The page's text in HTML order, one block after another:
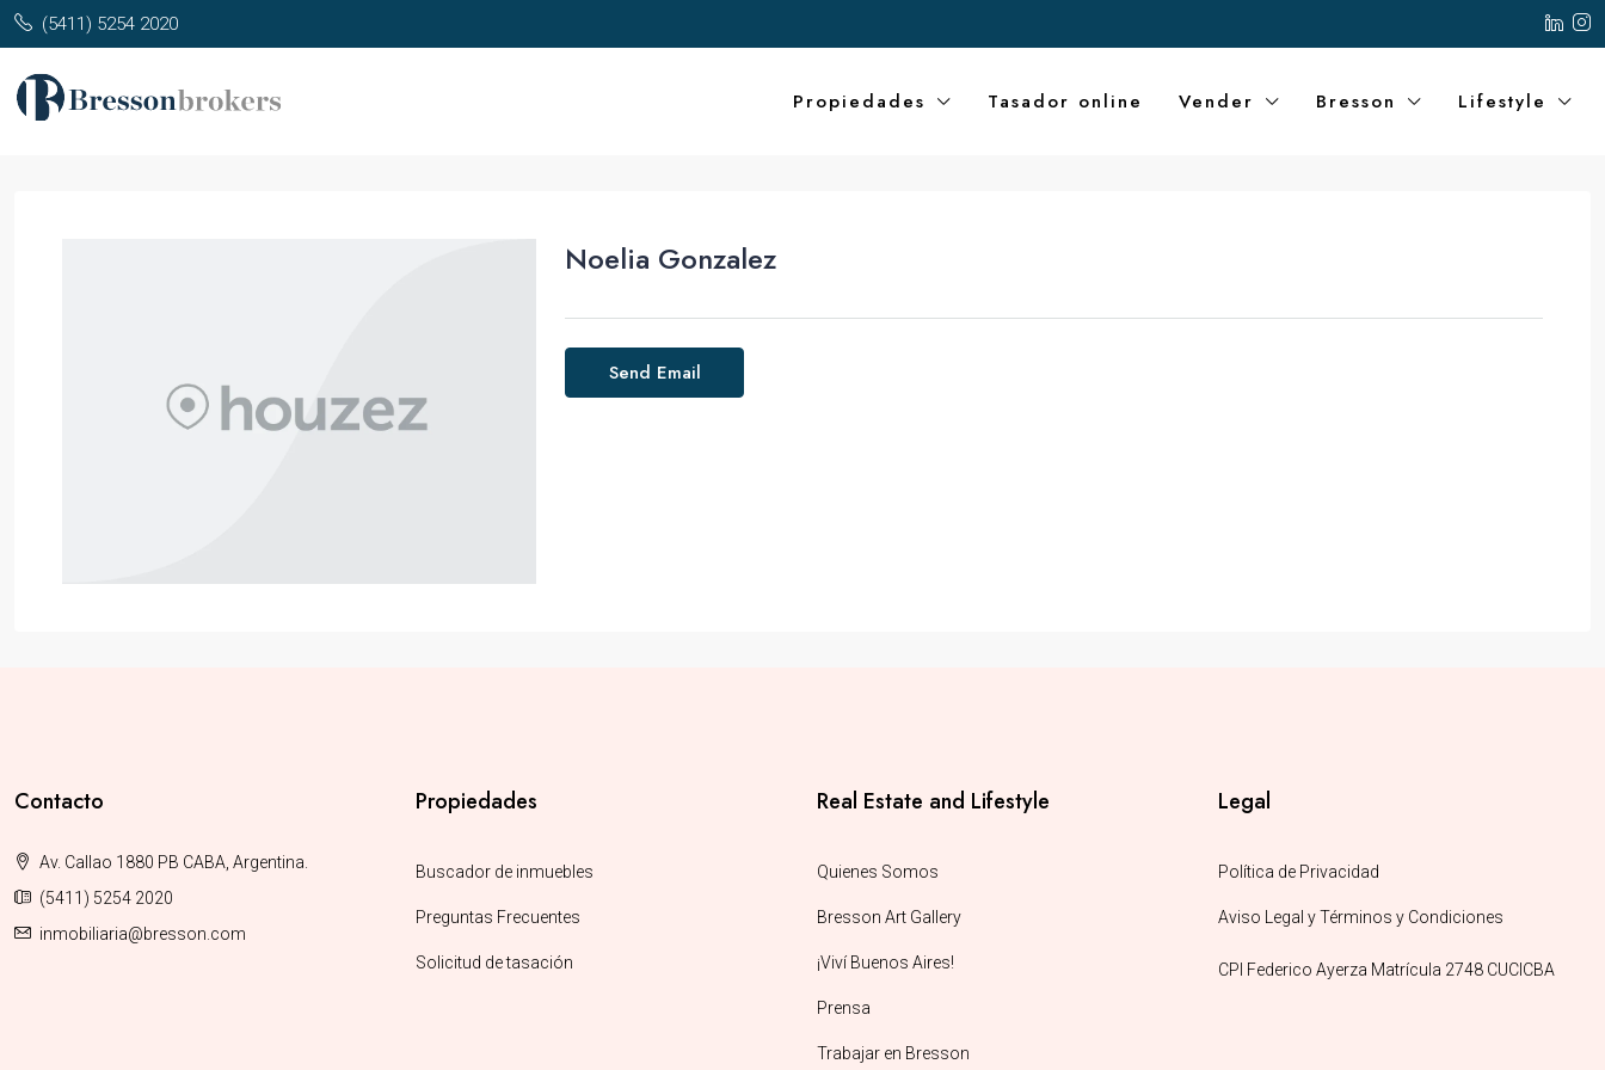
(5411) 5254 2020
Propiedades Tasador online Vender Bresson Lifestyle
Noelia Gonzalez
Send Email
Contacto
Av. Callao 1880 PB CABA, Argentina.
(5411) 5254 2020
inmobiliaria@bresson.com
Propiedades
Buscador de inmuebles
Preguntas Frecuentes
Solicitud de tasación
Real Estate and Lifestyle
Quienes Somos
Bresson Art Gallery
¡Viví Buenos Aires!
Prensa
Trabajar en Bresson
Legal
Política de Privacidad
Aviso Legal y Términos y Condiciones
CPI Federico Ayerza Matrícula 2748 CUCICBA